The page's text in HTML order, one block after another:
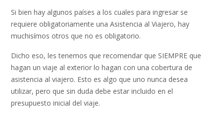
Si bien hay algunos países a los cuales para ingresar se
requiere obligatoriamente una Asistencia al Viajero, hay
muchisímos otros que no es obligatorio.
Dicho eso, les tenemos que recomendar que SIEMPRE que
hagan un viaje al exterior lo hagan con una cobertura de
asistencia al viajero. Esto es algo que uno nunca desea
utilizar, pero que sin duda debe estar incluido en el
presupuesto inicial del viaje.